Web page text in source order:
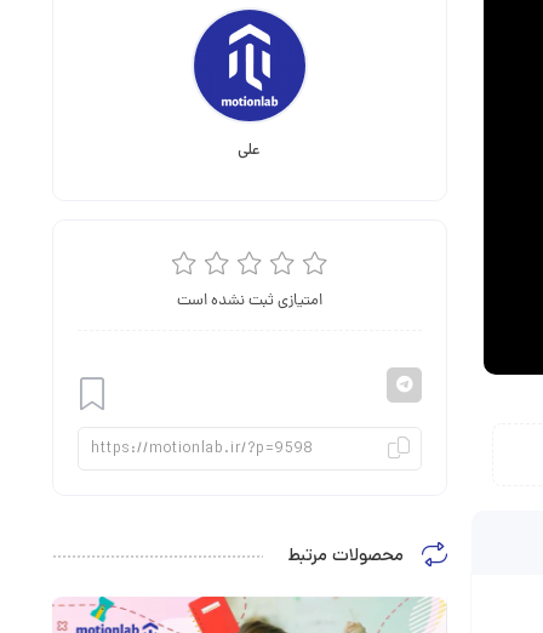
علی
افزودن
به
امتیازی ثبت نشده است
محصولات مرتبط